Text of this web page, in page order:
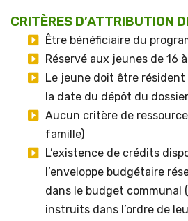
CRITÈRES D’ATTRIBUTION
Être bénéficiaire du
Réservé aux jeunes de 16
Le jeune doit être résident
la date du dépôt du dossier
Aucun critère de
famille)
L’existence de crédits
l’enveloppe budgétaire
dans le budget communal
instruits dans l’ordre de